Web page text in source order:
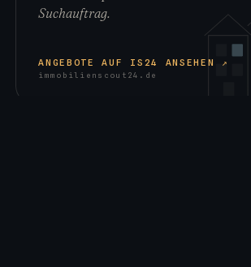
Suchauftrag.
ANGEBOTE AUF IS24 ANSEHEN ↗
immobilienscout24.de